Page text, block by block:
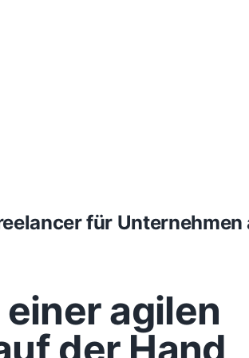
für Unternehmen
agilen
der Hand